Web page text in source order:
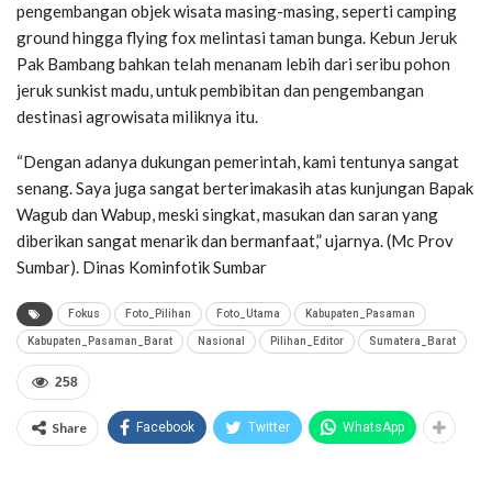
pengembangan objek wisata masing-masing, seperti camping
ground hingga flying fox melintasi taman bunga. Kebun Jeruk
Pak Bambang bahkan telah menanam lebih dari seribu pohon
jeruk sunkist madu, untuk pembibitan dan pengembangan
destinasi agrowisata miliknya itu.
“Dengan adanya dukungan pemerintah, kami tentunya sangat
senang. Saya juga sangat berterimakasih atas kunjungan Bapak
Wagub dan Wabup, meski singkat, masukan dan saran yang
diberikan sangat menarik dan bermanfaat,” ujarnya. (Mc Prov
Sumbar). Dinas Kominfotik Sumbar
Fokus Foto_Pilihan Foto_Utama Kabupaten_Pasaman
Kabupaten_Pasaman_Barat Nasional Pilihan_Editor Sumatera_Barat
258
Share Facebook Twitter WhatsApp